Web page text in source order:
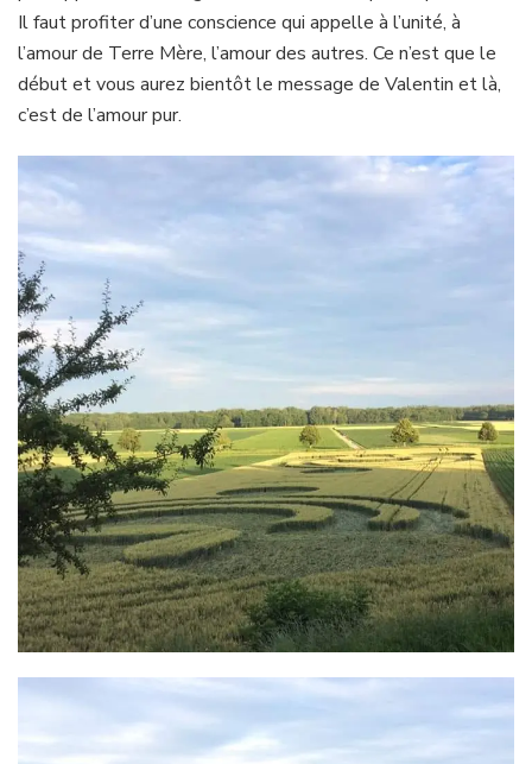
Il faut profiter d’une conscience qui appelle à l’unité, à
l’amour de Terre Mère, l’amour des autres. Ce n’est que le
début et vous aurez bientôt le message de Valentin et là,
c’est de l’amour pur.